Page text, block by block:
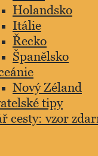
Holandsko
Itálie
Řecko
Španělsko
Nový Zéland
tipy
cesty: vzor